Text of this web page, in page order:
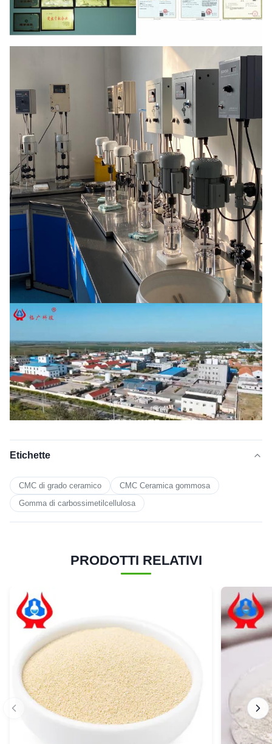
Etichette
CMC di grado ceramico
CMC Ceramica gommosa
Gomma di carbossimetilcellulosa
PRODOTTI RELATIVI